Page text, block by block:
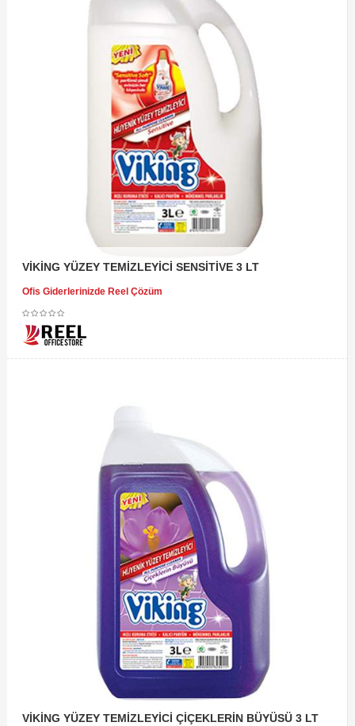
VİKİNG YÜZEY TEMİZLEYİCİ SENSİTİVE 3 LT
Ofis Giderlerinizde Reel Çözüm
VİKİNG YÜZEY TEMİZLEYİCİ ÇİÇEKLERİN BÜYÜSÜ 3 LT